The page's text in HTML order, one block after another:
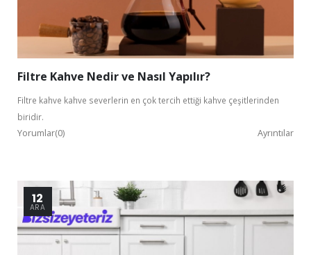
Filtre Kahve Nedir ve Nasıl Yapılır?
Filtre kahve kahve severlerin en çok tercih ettiği kahve çeşitlerinden
biridir.
Yorumlar(0) Ayrıntılar
12
ARA